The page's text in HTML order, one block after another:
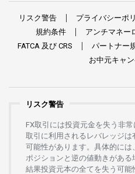
リスク警告 プライバシーポ
規約条件
アンチマネー
FATCA 及び CRS パートナー
お中元キャ
リスク警告
FX取引には投資元金を失う 非常
取引に利用さ れる レバレッジは
可能性があります。 具体的には、
ポジションと 逆の値動きがある
結果投資元本の全てを失う 可能